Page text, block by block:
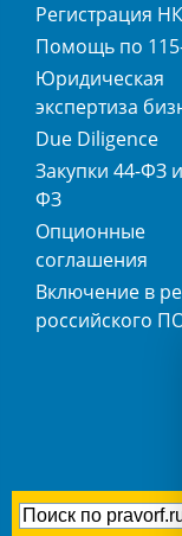
Регистрация
Помощь по
Юридическая
экспертиза
Due Diligence
Закупки 44-ФЗ
ФЗ
Опционные
соглашения
Включение в
российского